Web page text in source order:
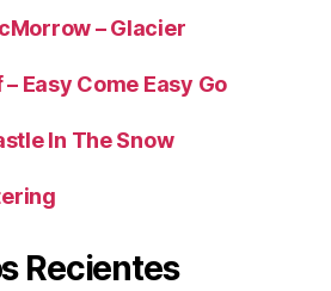
– Glacier
Easy Come Easy Go
In The Snow
Recientes